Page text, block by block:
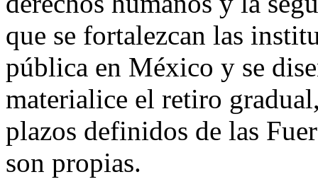
que se fortalezcan las
pública en México y se
materialice el retiro
plazos definidos de las
son propias.